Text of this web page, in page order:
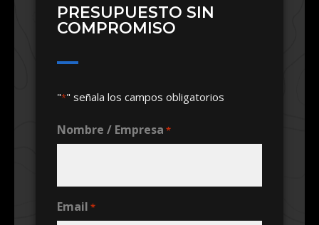
PRESUPUESTO SIN
COMPROMISO
"*" señala los campos obligatorios
Nombre / Empresa *
Email *